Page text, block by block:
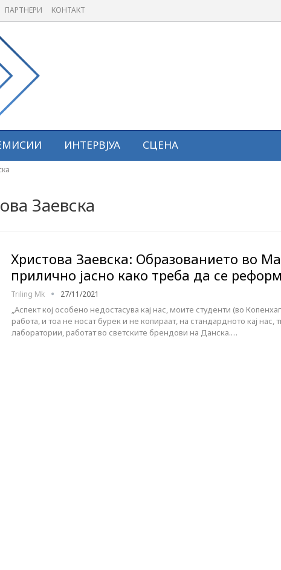
ПАРТНЕРИ КОНТАКТ
ИНТЕРВЈУА СЦЕНА
Заевска
Христова Заевска: Образованието во
прилично јасно како треба да се
Triling Mk 27/11/2021
„Аспект кој особено недостасува кај нас, моите студенти (во
работа, и тоа не носат бурек и не копираат, на стандардното кај нас,
лаборатории, работат во светските брендови на Данска.…